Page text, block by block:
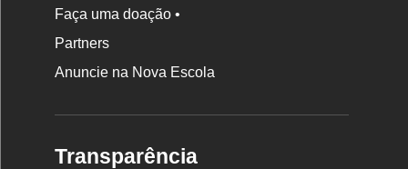
Faça uma doação •
Partners
Anuncie na Nova Escola
Transparência